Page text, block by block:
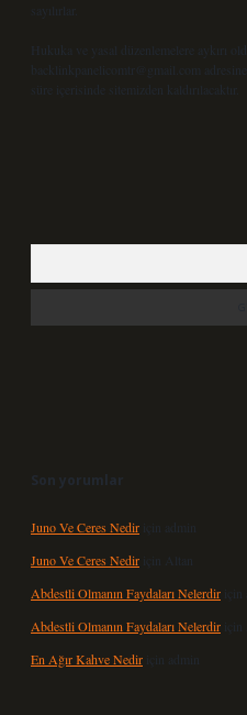
sayılırlar.
Hukuka ve yasal düzenlemelere aykırı
backlinkpanelicomtr@gmail.com
süre içerisinde sitemizden kaldırılacaktır.
Son yorumlar
Juno Ve Ceres Nedir için
admin
Juno Ve Ceres Nedir için Altan
Abdestli Olmanın Faydaları Nelerdir için
Abdestli Olmanın Faydaları Nelerdir için
En Ağır Kahve Nedir için admin